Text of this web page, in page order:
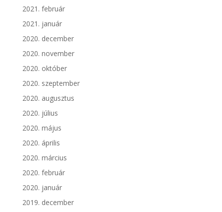
2021. február
2021. január
2020. december
2020. november
2020. október
2020. szeptember
2020. augusztus
2020. július
2020. május
2020. április
2020. március
2020. február
2020. január
2019. december